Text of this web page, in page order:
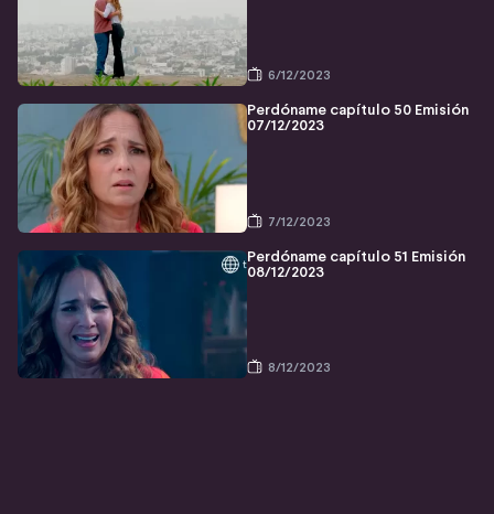
6/12/2023
Perdóname capítulo 50 Emisión
07/12/2023
7/12/2023
Perdóname capítulo 51 Emisión
08/12/2023
8/12/2023